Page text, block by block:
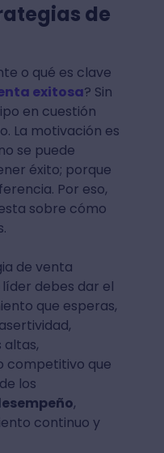
de
o qué es clave
exitosa? Sin
en cuestión
La motivación es
se puede
éxito; porque
Por eso,
sobre cómo
de venta
debes dar el
que esperas,
competitivo que
los
,
continuo y